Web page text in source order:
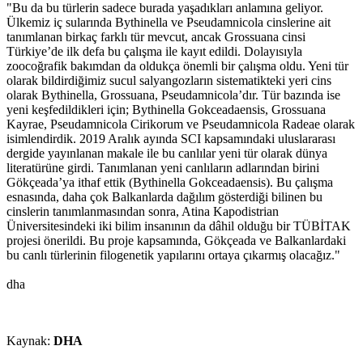
"Bu da bu türlerin sadece burada yaşadıkları anlamına geliyor.
Ülkemiz iç sularında Bythinella ve Pseudamnicola cinslerine ait
tanımlanan birkaç farklı tür mevcut, ancak Grossuana cinsi
Türkiye’de ilk defa bu çalışma ile kayıt edildi. Dolayısıyla
zoocoğrafik bakımdan da oldukça önemli bir çalışma oldu. Yeni tür
olarak bildirdiğimiz sucul salyangozların sistematikteki yeri cins
olarak Bythinella, Grossuana, Pseudamnicola’dır. Tür bazında ise
yeni keşfedildikleri için; Bythinella Gokceadaensis, Grossuana
Kayrae, Pseudamnicola Cirikorum ve Pseudamnicola Radeae olarak
isimlendirdik. 2019 Aralık ayında SCI kapsamındaki uluslararası
dergide yayınlanan makale ile bu canlılar yeni tür olarak dünya
literatürüne girdi. Tanımlanan yeni canlıların adlarından birini
Gökçeada’ya ithaf ettik (Bythinella Gokceadaensis). Bu çalışma
esnasında, daha çok Balkanlarda dağılım gösterdiği bilinen bu
cinslerin tanımlanmasından sonra, Atina Kapodistrian
Üniversitesindeki iki bilim insanının da dâhil olduğu bir TÜBİTAK
projesi önerildi. Bu proje kapsamında, Gökçeada ve Balkanlardaki
bu canlı türlerinin filogenetik yapılarını ortaya çıkarmış olacağız."
dha
Kaynak: DHA